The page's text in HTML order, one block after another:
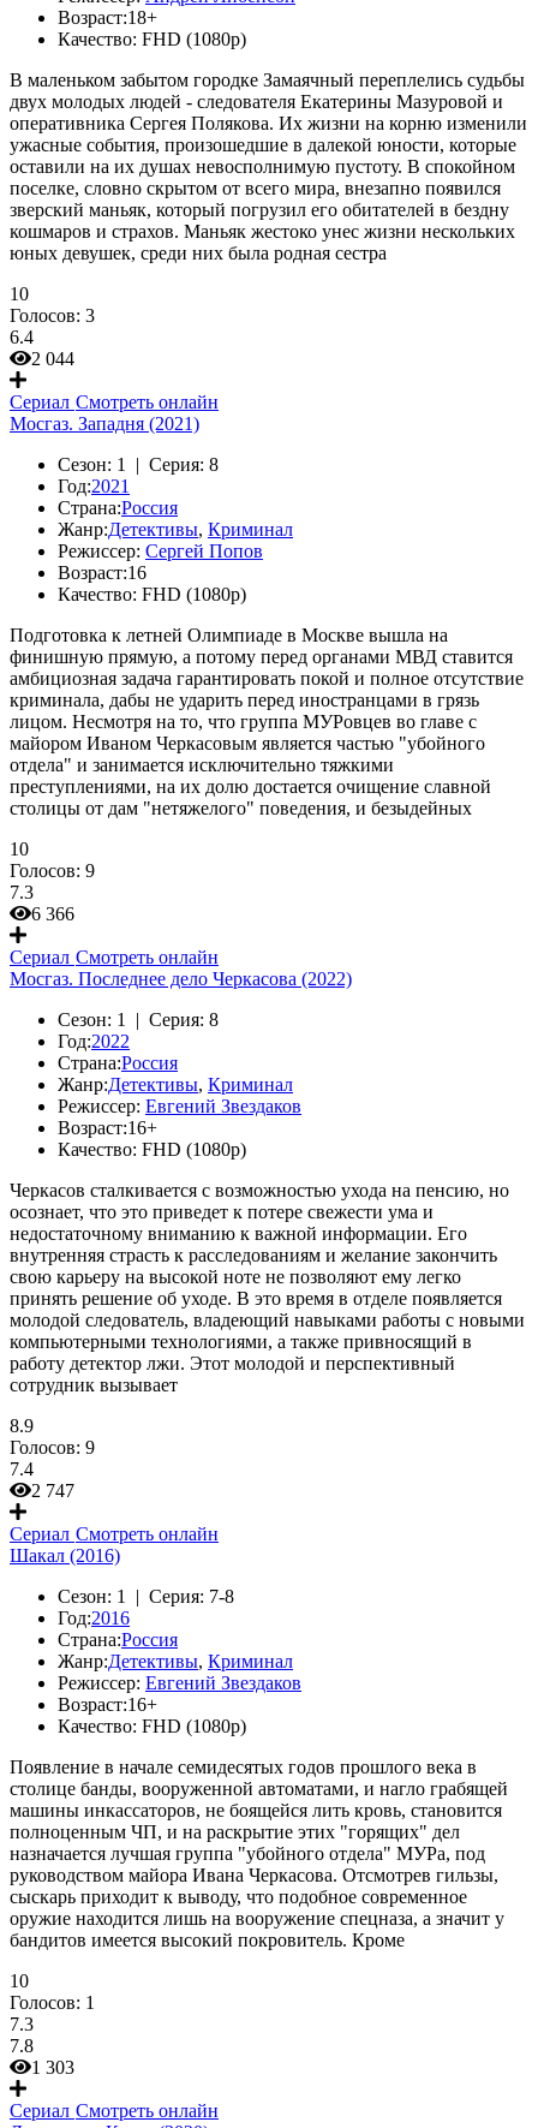
Возраст:18+
Качество: FHD (1080p)
В маленьком забытом городке Замаячный переплелись судьбы
двух молодых людей - следователя Екатерины Мазуровой и
оперативника Сергея Полякова. Их жизни на корню изменили
ужасные события, произошедшие в далекой юности, которые
оставили на их душах невосполнимую пустоту. В спокойном
поселке, словно скрытом от всего мира, внезапно появился
зверский маньяк, который погрузил его обитателей в бездну
кошмаров и страхов. Маньяк жестоко унес жизни нескольких
юных девушек, среди них была родная сестра
10
Голосов: 3
6.4
2 044
Сериал Смотреть онлайн
Мосгаз. Западня (2021)
Сезон: 1 | Серия: 8
Год:2021
Страна:Россия
Жанр:Детективы, Криминал
Режиссер: Сергей Попов
Возраст:16
Качество: FHD (1080p)
Подготовка к летней Олимпиаде в Москве вышла на
финишную прямую, а потому перед органами МВД ставится
амбициозная задача гарантировать покой и полное отсутствие
криминала, дабы не ударить перед иностранцами в грязь
лицом. Несмотря на то, что группа МУРовцев во главе с
майором Иваном Черкасовым является частью "убойного
отдела" и занимается исключительно тяжкими
преступлениями, на их долю достается очищение славной
столицы от дам "нетяжелого" поведения, и безыдейных
10
Голосов: 9
7.3
6 366
Сериал Смотреть онлайн
Мосгаз. Последнее дело Черкасова (2022)
Сезон: 1 | Серия: 8
Год:2022
Страна:Россия
Жанр:Детективы, Криминал
Режиссер: Евгений Звездаков
Возраст:16+
Качество: FHD (1080p)
Черкасов сталкивается с возможностью ухода на пенсию, но
осознает, что это приведет к потере свежести ума и
недостаточному вниманию к важной информации. Его
внутренняя страсть к расследованиям и желание закончить
свою карьеру на высокой ноте не позволяют ему легко
принять решение об уходе. В это время в отделе появляется
молодой следователь, владеющий навыками работы с новыми
компьютерными технологиями, а также привносящий в
работу детектор лжи. Этот молодой и перспективный
сотрудник вызывает
8.9
Голосов: 9
7.4
2 747
Сериал Смотреть онлайн
Шакал (2016)
Сезон: 1 | Серия: 7-8
Год:2016
Страна:Россия
Жанр:Детективы, Криминал
Режиссер: Евгений Звездаков
Возраст:16+
Качество: FHD (1080p)
Появление в начале семидесятых годов прошлого века в
столице банды, вооруженной автоматами, и нагло грабящей
машины инкассаторов, не боящейся лить кровь, становится
полноценным ЧП, и на раскрытие этих "горящих" дел
назначается лучшая группа "убойного отдела" МУРа, под
руководством майора Ивана Черкасова. Отсмотрев гильзы,
сыскарь приходит к выводу, что подобное современное
оружие находится лишь на вооружение спецназа, а значит у
бандитов имеется высокий покровитель. Кроме
10
Голосов: 1
7.3
7.8
1 303
Сериал Смотреть онлайн